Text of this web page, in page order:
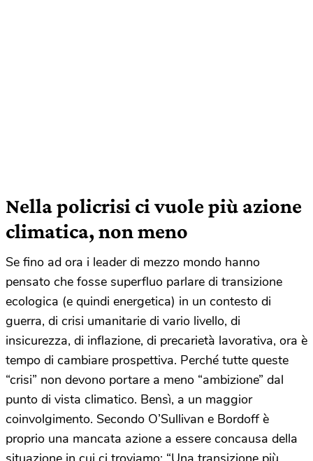
Nella policrisi ci vuole più azione
climatica, non meno
Se fino ad ora i leader di mezzo mondo hanno
pensato che fosse superfluo parlare di transizione
ecologica (e quindi energetica) in un contesto di
guerra, di crisi umanitarie di vario livello, di
insicurezza, di inflazione, di precarietà lavorativa, ora è
tempo di cambiare prospettiva. Perché tutte queste
“crisi” non devono portare a meno “ambizione” dal
punto di vista climatico. Bensì, a un maggior
coinvolgimento. Secondo O’Sullivan e Bordoff è
proprio una mancata azione a essere concausa della